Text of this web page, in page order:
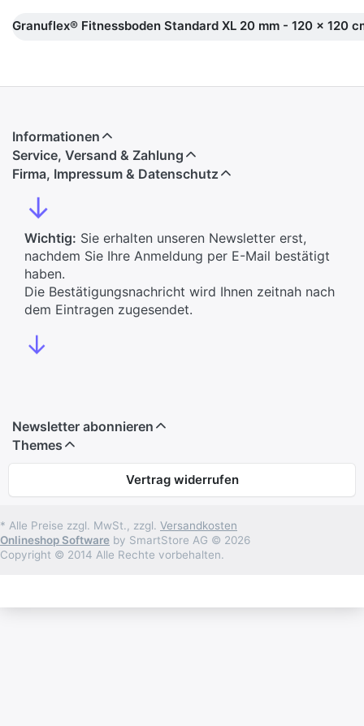
Granuflex® Fitnessboden Standard XL 20 mm - 120 x 120
Informationen
Service, Versand & Zahlung
Firma, Impressum & Datenschutz
↓
Wichtig: Sie erhalten unseren Newsletter erst,
nachdem Sie Ihre Anmeldung per E-Mail bestätigt
haben.
Die Bestätigungsnachricht wird Ihnen zeitnah nach
dem Eintragen zugesendet.
↓
Newsletter abonnieren
Themes
Vertrag widerrufen
* Alle Preise zzgl. MwSt., zzgl. Versandkosten
Onlineshop Software by SmartStore AG © 2026
Copyright © 2014 Alle Rechte vorbehalten.